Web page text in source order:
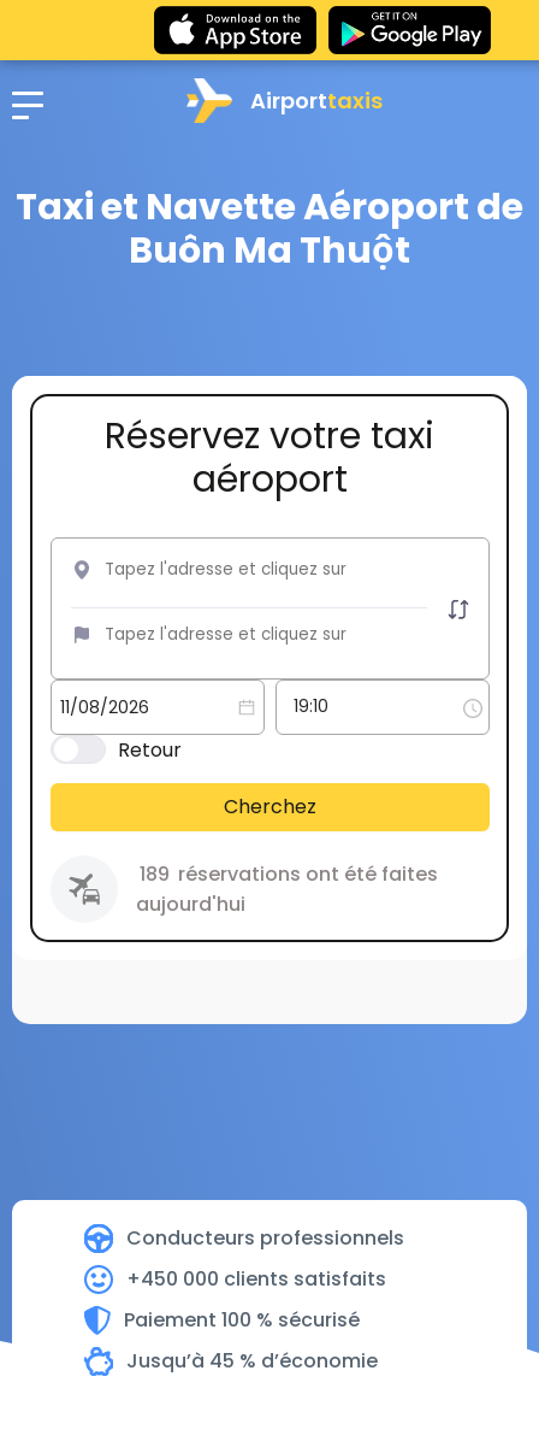
Airporttaxis
Taxi et Navette Aéroport de
Buôn Ma Thuột
Conducteurs professionnels
+450 000 clients satisfaits
Paiement 100 % sécurisé
Jusqu’à 45 % d’économie
Réservez votre taxi
aéroport
Retour
Cherchez
189 réservations ont été faites
aujourd'hui